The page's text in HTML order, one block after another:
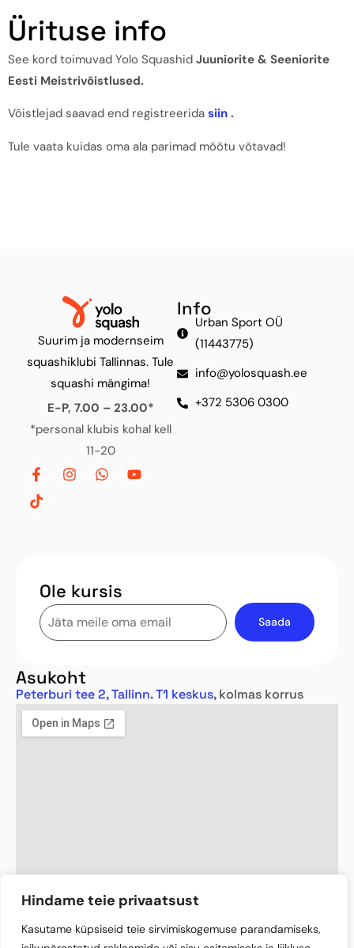
Hindame teie privaatsust
Kasutame küpsiseid teie sirvimiskogemuse parandamiseks,
Ürituse info
See kord toimuvad Yolo Squashid Juuniorite & Seeniorite
Eesti Meistrivõistlused.
Võistlejad saavad end registreerida siin .
Tule vaata kuidas oma ala parimad mõõtu võtavad!
Suurim ja modernseim
squashiklubi Tallinnas. Tule
squashi mängima!
E-P, 7.00 – 23.00*
*personal klubis kohal kell
11-20
Info
Urban Sport OÜ
(11443775)
info@yolosquash.ee
+372 5306 0300
Ole kursis
Asukoht
Peterburi tee 2, Tallinn. T1 keskus, kolmas korrus